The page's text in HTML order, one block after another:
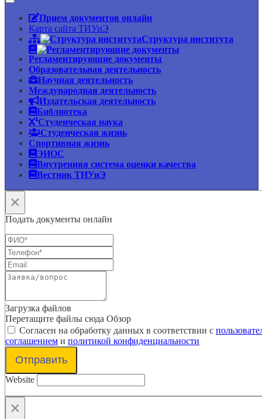
Прием документов онлайн
Карта сайта ТИУиЭ
Структура института
Регламентирующие документы
Образовательная деятельность
Научная деятельность
Международная деятельность
Издательская деятельность
Библиотека
Студенческая наука
Студенческая жизнь
Спортивная жизнь
ЭИОС
Внутренняя система оценки качества
Вестник ТИУиЭ
×
Подать документы онлайн
Загрузка файлов
Перетащите файлы сюда Обзор
Согласен на обработку данных в соответствии с
соглашением и политикой конфиденциальности
Отправить
Website
×